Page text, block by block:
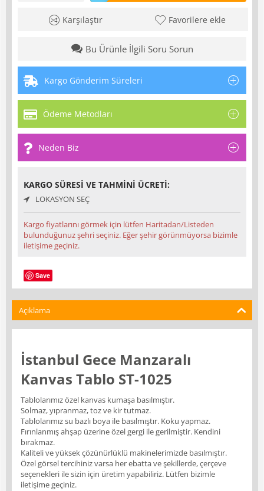
Karşılaştır Favorilere ekle
Bu Ürünle İlgili Soru Sorun
Kargo Gönderim Süreleri
Ödeme Metodları
Neden Biz
KARGO SÜRESI VE TAHMINI ÜCRETI:
LOKASYON SEÇ
Kargo fiyatlarını görmek için lütfen Haritadan/Listeden
bulunduğunuz şehri seçiniz. Eğer şehir görünmüyorsa bizimle
iletişime geçiniz.
Save
Açıklama
İstanbul Gece Manzaralı
Kanvas Tablo ST-1025
Tablolarımız özel kanvas kumaşa basılmıştır.
Solmaz, yıpranmaz, toz ve kir tutmaz.
Tablolarımız su bazlı boya ile basılmıştır. Koku yapmaz.
Fırınlanmış ahşap üzerine özel gergi ile gerilmiştir. Kendini
bırakmaz.
Kaliteli ve yüksek çözünürlüklü makinelerimizde basılmıştır.
Özel görsel tercihiniz varsa her ebatta ve şekillerde, çerçeve
seçenekleri ile sizin için üretim yapabiliriz. Lütfen bizimle
iletişime geçiniz.